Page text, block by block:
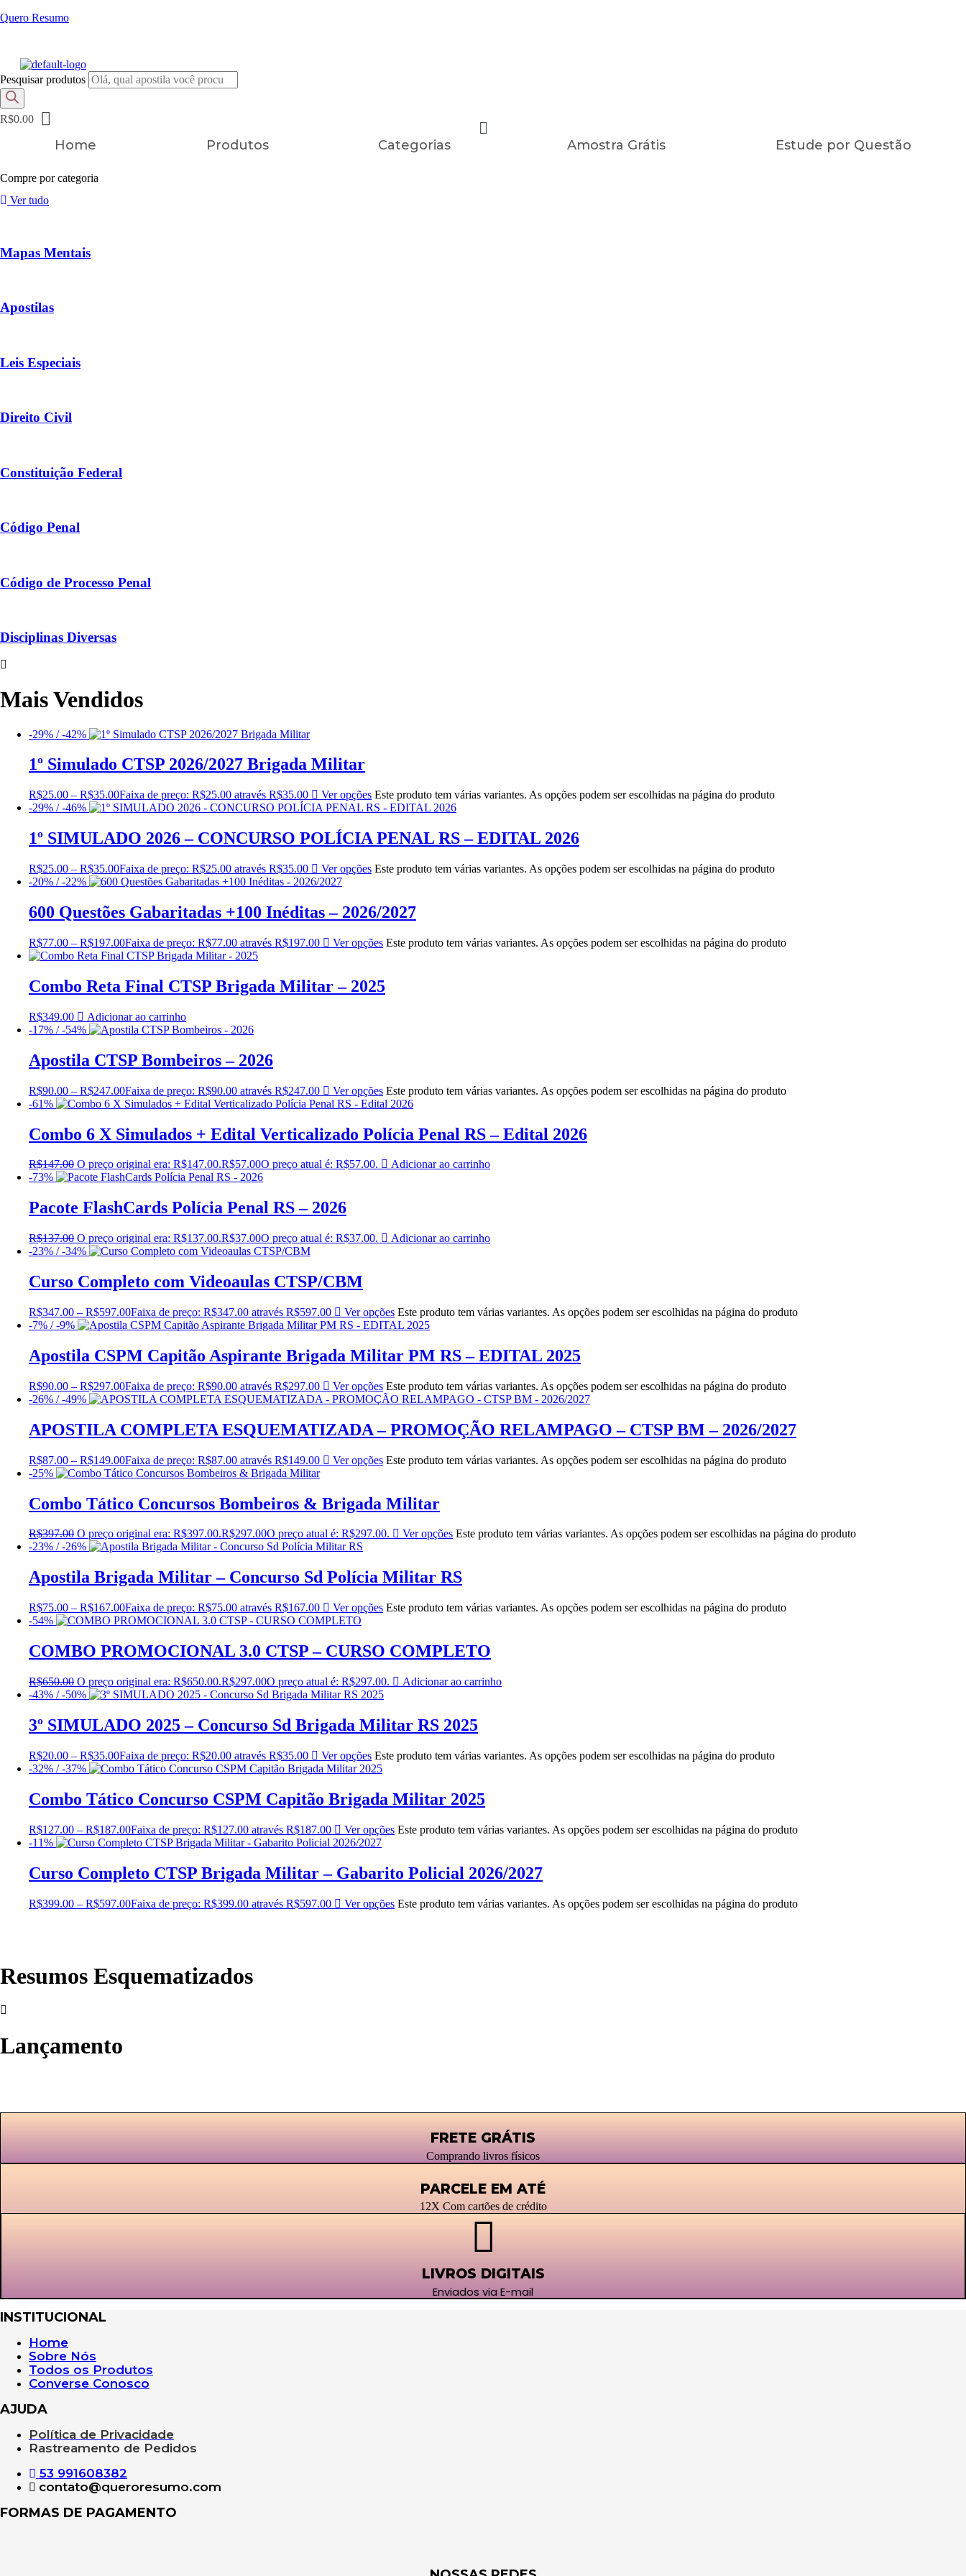
Quero Resumo
Pesquisar produtos
R$0.00
Home Produtos Categorias Amostra Grátis Estude por Questão
Compre por categoria
Ver tudo
Mapas Mentais
Apostilas
Leis Especiais
Direito Civil
Constituição Federal
Código Penal
Código de Processo Penal
Disciplinas Diversas
Mais Vendidos
-29% / -42%
1º Simulado CTSP 2026/2027 Brigada Militar
R$25.00 – R$35.00Faixa de preço: R$25.00 através R$35.00 Ver opções Este produto tem várias variantes. As opções podem ser escolhidas na página do produto
-29% / -46%
1º SIMULADO 2026 – CONCURSO POLÍCIA PENAL RS – EDITAL 2026
R$25.00 – R$35.00Faixa de preço: R$25.00 através R$35.00 Ver opções Este produto tem várias variantes. As opções podem ser escolhidas na página do produto
-20% / -22%
600 Questões Gabaritadas +100 Inéditas – 2026/2027
R$77.00 – R$197.00Faixa de preço: R$77.00 através R$197.00 Ver opções Este produto tem várias variantes. As opções podem ser escolhidas na página do produto
Combo Reta Final CTSP Brigada Militar – 2025
R$349.00
Adicionar ao carrinho
-17% / -54%
Apostila CTSP Bombeiros – 2026
R$90.00 – R$247.00Faixa de preço: R$90.00 através R$247.00 Ver opções Este produto tem várias variantes. As opções podem ser escolhidas na página do produto
-61%
Combo 6 X Simulados + Edital Verticalizado Polícia Penal RS – Edital 2026
R$147.00 O preço original era: R$147.00.R$57.00O preço atual é: R$57.00.
Adicionar ao carrinho
-73%
Pacote FlashCards Polícia Penal RS – 2026
R$137.00 O preço original era: R$137.00.R$37.00O preço atual é: R$37.00.
Adicionar ao carrinho
-23% / -34%
Curso Completo com Videoaulas CTSP/CBM
R$347.00 – R$597.00Faixa de preço: R$347.00 através R$597.00 Ver opções Este produto tem várias variantes. As opções podem ser escolhidas na página do produto
-7% / -9%
Apostila CSPM Capitão Aspirante Brigada Militar PM RS – EDITAL 2025
R$90.00 – R$297.00Faixa de preço: R$90.00 através R$297.00 Ver opções Este produto tem várias variantes. As opções podem ser escolhidas na página do produto
-26% / -49%
APOSTILA COMPLETA ESQUEMATIZADA – PROMOÇÃO RELAMPAGO – CTSP BM – 2026/2027
R$87.00 – R$149.00Faixa de preço: R$87.00 através R$149.00 Ver opções Este produto tem várias variantes. As opções podem ser escolhidas na página do produto
-25%
Combo Tático Concursos Bombeiros & Brigada Militar
R$397.00 O preço original era: R$397.00.R$297.00O preço atual é: R$297.00. Ver opções Este produto tem várias variantes. As opções podem ser escolhidas na página do produto
-23% / -26%
Apostila Brigada Militar – Concurso Sd Polícia Militar RS
R$75.00 – R$167.00Faixa de preço: R$75.00 através R$167.00 Ver opções Este produto tem várias variantes. As opções podem ser escolhidas na página do produto
-54%
COMBO PROMOCIONAL 3.0 CTSP – CURSO COMPLETO
R$650.00 O preço original era: R$650.00.R$297.00O preço atual é: R$297.00.
Adicionar ao carrinho
-43% / -50%
3º SIMULADO 2025 – Concurso Sd Brigada Militar RS 2025
R$20.00 – R$35.00Faixa de preço: R$20.00 através R$35.00 Ver opções Este produto tem várias variantes. As opções podem ser escolhidas na página do produto
-32% / -37%
Combo Tático Concurso CSPM Capitão Brigada Militar 2025
R$127.00 – R$187.00Faixa de preço: R$127.00 através R$187.00 Ver opções Este produto tem várias variantes. As opções podem ser escolhidas na página do produto
-11%
Curso Completo CTSP Brigada Militar – Gabarito Policial 2026/2027
R$399.00 – R$597.00Faixa de preço: R$399.00 através R$597.00 Ver opções Este produto tem várias variantes. As opções podem ser escolhidas na página do produto
Resumos Esquematizados
Lançamento
FRETE GRÁTIS
Comprando livros físicos
PARCELE EM ATÉ
12X Com cartões de crédito
LIVROS DIGITAIS
Enviados via E-mail
INSTITUCIONAL
Home
Sobre Nós
Todos os Produtos
Converse Conosco
AJUDA
Política de Privacidade
Rastreamento de Pedidos
53 991608382
contato@queroresumo.com
FORMAS DE PAGAMENTO